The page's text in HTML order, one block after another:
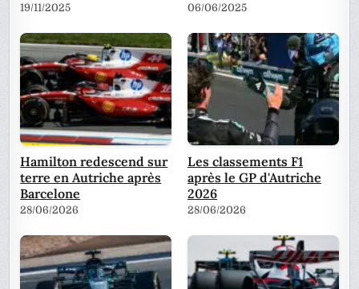
19/11/2025 06/06/2025
Hamilton redescend sur
terre en Autriche après
Barcelone
28/06/2026
Les classements F1
après le GP d'Autriche
2026
28/06/2026